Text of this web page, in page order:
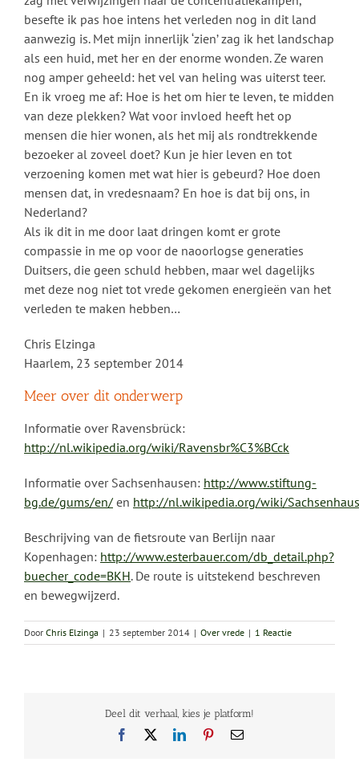
besefte ik pas hoe intens het verleden nog in dit land
aanwezig is. Met mijn innerlijk ‘zien’ zag ik het landschap
als een huid, met her en der enorme wonden. Ze waren
nog amper geheeld: het vel van heling was uiterst teer.
En ik vroeg me af: Hoe is het om hier te leven, te midden
van deze plekken? Wat voor invloed heeft het op
mensen die hier wonen, als het mij als rondtrekkende
bezoeker al zoveel doet? Kun je hier leven en tot
verzoening komen met wat hier is gebeurd? Hoe doen
mensen dat, in vredesnaam? En hoe is dat bij ons, in
Nederland?
Als ik dit in me door laat dringen komt er grote
compassie in me op voor de naoorlogse generaties
Duitsers, die geen schuld hebben, maar wel dagelijks
met deze nog niet tot vrede gekomen energieën van het
verleden te maken hebben…
Chris Elzinga
Haarlem, 23 september 2014
Meer over dit onderwerp
Informatie over Ravensbrück:
http://nl.wikipedia.org/wiki/Ravensbr%C3%BCck
Informatie over Sachsenhausen: http://www.stiftung-
bg.de/gums/en/ en http://nl.wikipedia.org/wiki/
Beschrijving van de fietsroute van Berlijn naar
Kopenhagen: http://www.esterbauer.com/db_detail.php?
buecher_code=BKH. De route is uitstekend beschreven
en bewegwijzerd.
Door Chris Elzinga | 23 september 2014 | Over vrede | 1 Reactie
Deel dit verhaal, kies je platform!
Facebook LinkedInPinterest
E-